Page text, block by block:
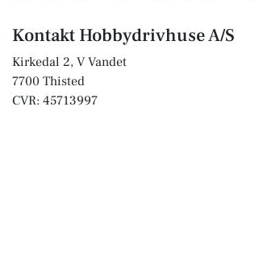
Kontakt Hobbydrivhuse A/S
Kirkedal 2, V Vandet
7700 Thisted
CVR: 45713997